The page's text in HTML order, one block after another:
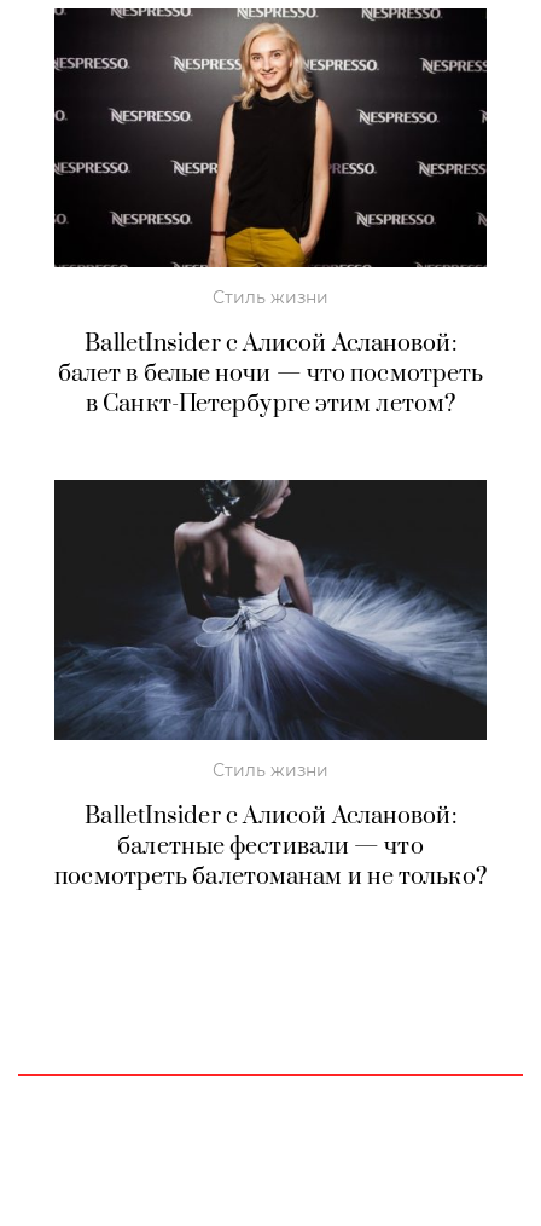
Стиль жизни
BalletInsider с Алисой Аслановой:
балет в белые ночи — что посмотреть
в Санкт-Петербурге этим летом?
Стиль жизни
BalletInsider с Алисой Аслановой:
балетные фестивали — что
посмотреть балетоманам и не только?